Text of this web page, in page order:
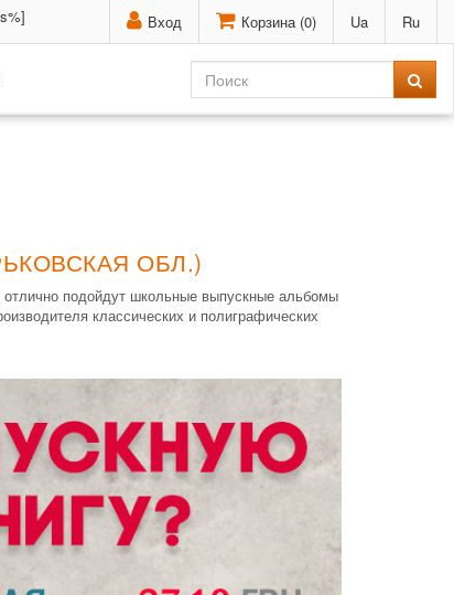
Вход Корзина (0) Ua Ru
ОБЛ.)
подойдут школьные выпускные альбомы
классических и полиграфических